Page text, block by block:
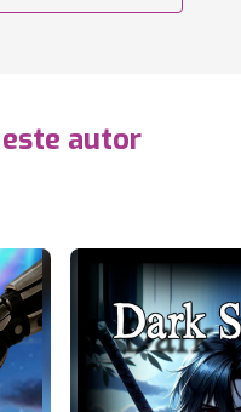
autor